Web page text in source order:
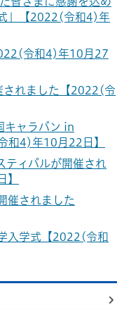
」【2022(令和4)年
令和4)年10月27
されました【2022(令
キャラバン in
和4)年10月22日】
ィバルが開催され
】
催されました
入学式【2022(令和